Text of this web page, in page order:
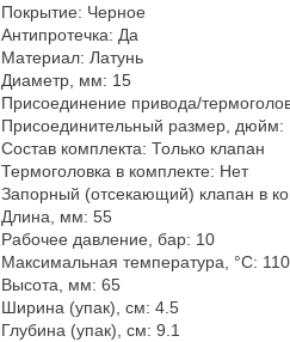
Покрытие: Черное
Антипротечка: Да
Материал: Латунь
Диаметр, мм: 15
Присоединение привода/
Присоединительный размер, дюйм:
Состав комплекта: Только клапан
Термоголовка в комплекте: Нет
Запорный (отсекающий) клапан в
Длина, мм: 55
Рабочее давление, бар: 10
Максимальная температура, °С: 110
Высота, мм: 65
Ширина (упак), см: 4.5
Глубина (упак), см: 9.1